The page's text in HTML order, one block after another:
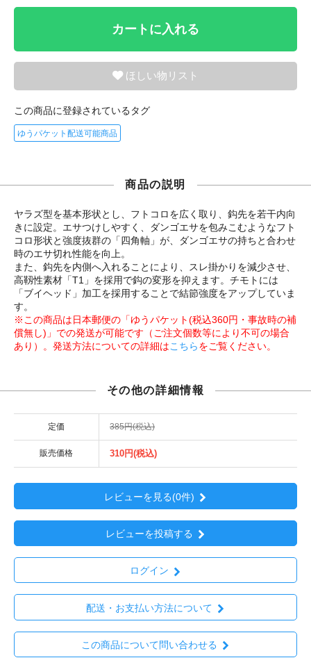
カートに入れる
ほしい物リスト
この商品に登録されているタグ
ゆうパケット配送可能商品
商品の説明
ヤラズ型を基本形状とし、フトコロを広く取り、鈎先を若干内向
きに設定。エサつけしやすく、ダンゴエサを包みこむようなフト
コロ形状と強度抜群の「四角軸」が、ダンゴエサの持ちと合わせ
時のエサ切れ性能を向上。
また、鈎先を内側へ入れることにより、スレ掛かりを減少させ、
高靱性素材「T1」を採用で鈎の変形を抑えます。チモトには
「ブイヘッド」加工を採用することで結節強度をアップしていま
す。
※この商品は日本郵便の「ゆうパケット(税込360円・事故時の補
償無し)」での発送が可能です（ご注文個数等により不可の場合
あり）。発送方法についての詳細はこちらをご覧ください。
その他の詳細情報
定価 385円(税込)
販売価格 310円(税込)
レビューを見る(0件)
レビューを投稿する
ログイン
配送・お支払い方法について
この商品について問い合わせる